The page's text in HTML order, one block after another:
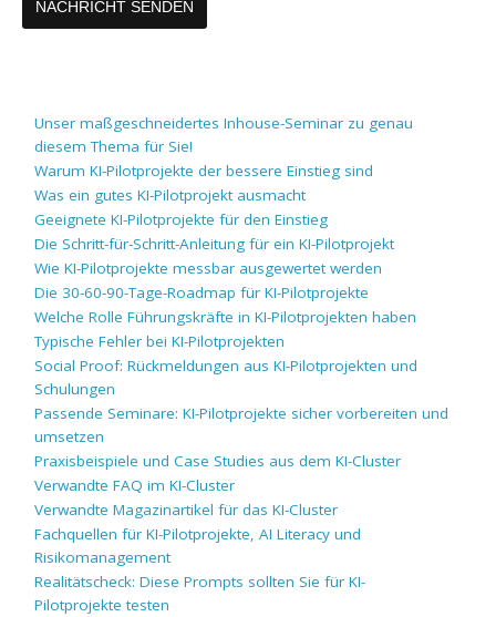
Unser maßgeschneidertes Inhouse-Seminar zu genau
diesem Thema für Sie!
Warum KI-Pilotprojekte der bessere Einstieg sind
Was ein gutes KI-Pilotprojekt ausmacht
Geeignete KI-Pilotprojekte für den Einstieg
Die Schritt-für-Schritt-Anleitung für ein KI-Pilotprojekt
Wie KI-Pilotprojekte messbar ausgewertet werden
Die 30-60-90-Tage-Roadmap für KI-Pilotprojekte
Welche Rolle Führungskräfte in KI-Pilotprojekten haben
Typische Fehler bei KI-Pilotprojekten
Social Proof: Rückmeldungen aus KI-Pilotprojekten und
Schulungen
Passende Seminare: KI-Pilotprojekte sicher vorbereiten und
umsetzen
Praxisbeispiele und Case Studies aus dem KI-Cluster
Verwandte FAQ im KI-Cluster
Verwandte Magazinartikel für das KI-Cluster
Fachquellen für KI-Pilotprojekte, AI Literacy und
Risikomanagement
Realitätscheck: Diese Prompts sollten Sie für KI-
Pilotprojekte testen